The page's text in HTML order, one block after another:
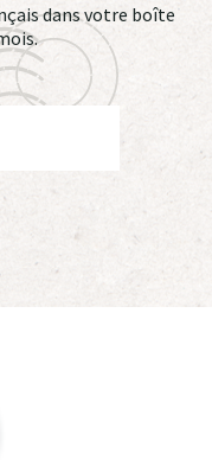
dans votre boîte